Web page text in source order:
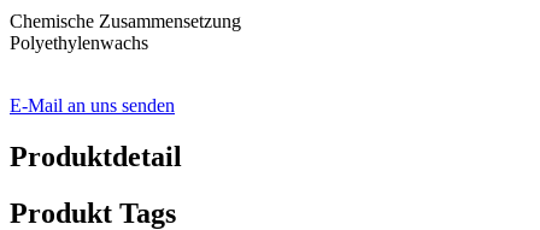
Chemische Zusammensetzung
Polyethylenwachs
E-Mail an uns senden
Produktdetail
Produkt Tags